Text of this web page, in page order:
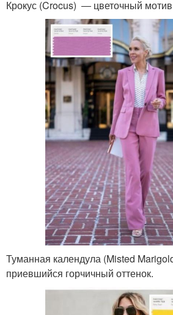
Крокус (Crocus) ― цветочный
Туманная календула (Misted
приевшийся горчичный оттенок.